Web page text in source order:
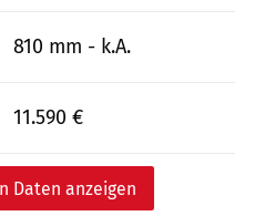
810 mm - k.A.
11.590 €
Daten anzeigen